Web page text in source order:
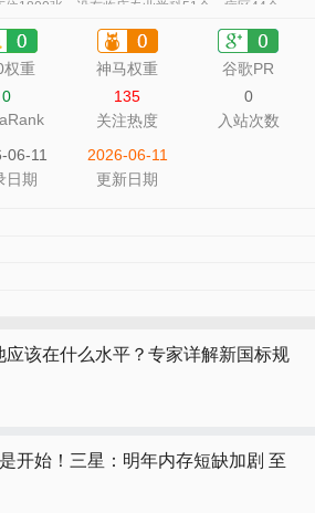
1800张，设有临床专业学科51个，病区44个，
权重 神马权重 谷歌PR
0
135
关注热度
0
入站次数
06-11
日期
2026-06-11
更新日期
应该在什么水平？专家详解新国标规
开始！三星：明年内存短缺加剧 至